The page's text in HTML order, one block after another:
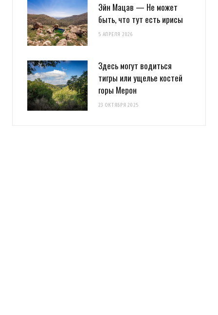
Эйн Мацав — Не может
быть, что тут есть ирисы
5 АПРЕЛЯ 2026
Здесь могут водиться
тигры или ущелье костей
горы Мерон
23 ОКТЯБРЯ 2025